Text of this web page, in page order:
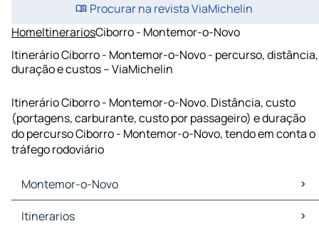
Procurar na revista ViaMichelin
HomeItinerariosCiborro - Montemor-o-Novo
Itinerário Ciborro - Montemor-o-Novo - percurso, distância,
duração e custos – ViaMichelin
Itinerário Ciborro - Montemor-o-Novo. Distância, custo
(portagens, carburante, custo por passageiro) e duração
do percurso Ciborro - Montemor-o-Novo, tendo em conta o
tráfego rodoviário
Montemor-o-Novo
Montemor-o-Novo Mapas Plantas
Itinerarios